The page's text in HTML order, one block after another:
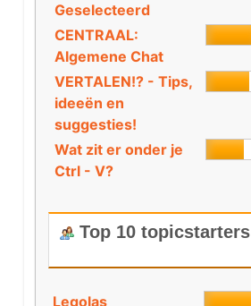
Geselecteerd
CENTRAAL:
Algemene Chat
VERTALEN!? - Tips,
ideeën en
suggesties!
Wat zit er onder je
Ctrl - V?
Top 10 topicstarters
Legolas